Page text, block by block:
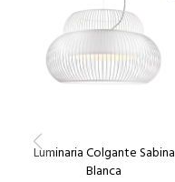
Luminaria Colgante Sabina
Blanca